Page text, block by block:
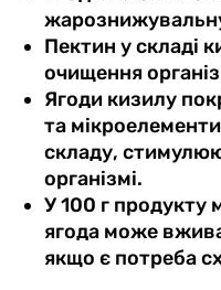
Пектин у складі
очищення
Ягоди кизилу
та
складу,
організмі.
У 100 г продукту
ягода може
якщо є потреба